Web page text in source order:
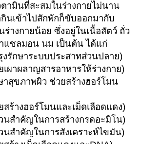
ที่สะสมในร่างกายไม่นาน
นเข้าไปสักพักก็ขับออกมากับ
ร่างกายน้อย ซึ่งอยู่ในเนื้อสัตว์ ถั่ว
แซลมอน นม เป็นต้น ได้แก่
กษาระบบประสาทส่วนปลาย)
าผลาญสารอาหารให้ร่างกาย)
สุขภาพผิว ช่วยสร้างฮอร์โมน
างฮอร์โมนและเม็ดเลือดแดง)
สำคัญในการสร้างกรดอะมิโน)
สำคัญในการสังเคราะห์ไขมัน)